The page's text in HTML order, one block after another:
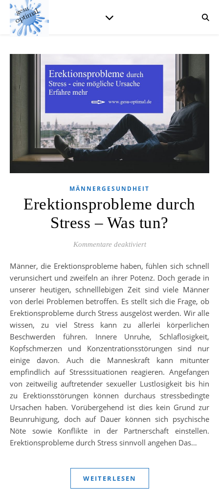
MÄNNERGESUNDHEIT
Erektionsprobleme durch
Stress – Was tun?
Kommentare deaktiviertfür Erektionsprobleme
Männer, die Erektionsprobleme haben, fühlen sich schnell
verunsichert und zweifeln an ihrer Potenz. Doch gerade in
unserer heutigen, schnelllebigen Zeit sind viele Männer
von derlei Problemen betroffen. Es stellt sich die Frage, ob
Erektionsprobleme durch Stress ausgelöst werden. Wir alle
wissen, zu viel Stress kann zu allerlei körperlichen
Beschwerden führen. Innere Unruhe, Schlaflosigkeit,
Kopfschmerzen und Konzentrationsstörungen sind nur
einige davon. Auch die Manneskraft kann mitunter
empfindlich auf Stresssituationen reagieren. Angefangen
von zeitweilig auftretender sexueller Lustlosigkeit bis hin
zu Erektionsstörungen können durchaus stressbedingte
Ursachen haben. Vorübergehend ist dies kein Grund zur
Beunruhigung, doch auf Dauer können sich psychische
Nöte sowie Konflikte in der Partnerschaft einstellen.
Erektionsprobleme durch Stress sinnvoll angehen Das…
WEITERLESEN